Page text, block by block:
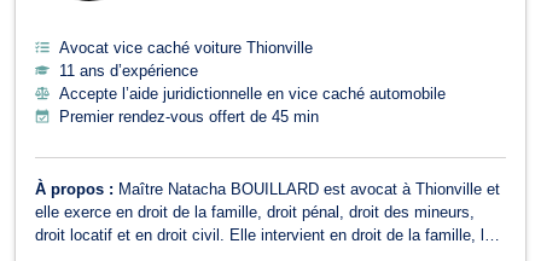
Avocat vice caché voiture Thionville
11 ans d’expérience
Accepte l’aide juridictionnelle en vice caché automobile
Premier rendez-vous offert de 45 min
À propos : Maître Natacha BOUILLARD est avocat à Thionville et
elle exerce en droit de la famille, droit pénal, droit des mineurs,
droit locatif et en droit civil. Elle intervient en droit de la famille, lors